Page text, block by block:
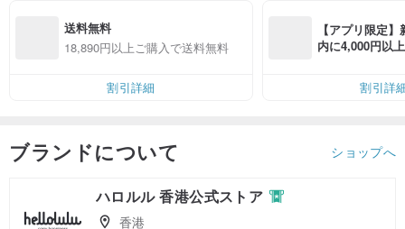
送料無料
18,890円以上ご購入で送料無料
割引詳細
【アプリ限定
内に4,000円以
割引詳
ブランドについて ショップへ
ハロルル 香港公式ストア
香港